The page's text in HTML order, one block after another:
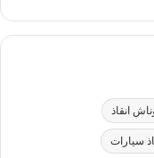
انقاذ
سيارات